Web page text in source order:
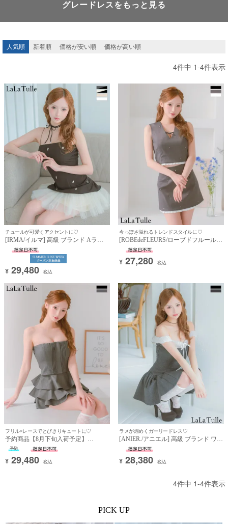
グレードレスをもっと見る
人気順 新着順 価格が安い順 価格が高い順
4件中 1-4件表示
チュールが可愛くアクセントに♡
[IRMA/イルマ] 高級 ブランド Aライ
ンミニドレス キャミソール スタッズ
リボンチョーカー付き (れむ着用)
¥ 29,480 税込
今っぽさ溢れるトレンドスタイルに♡
[ROBEdeFLEURS/ローブドフルール]
高級 ブランド Aラインミニドレス 谷
間 セットアップ ノースリーブ ワンカ
ラー ストーン バストリボン付き (れ
む着用)
¥ 27,280 税込
フリル×レースでとびきりキュートに♡
予約商品【8月下旬入荷予定】
[ROBEdeFLEURS/ローブドフルール]
高級 ブランド Aラインミニドレス 谷
間 セットアップ ジップ ベアデザイン
¥ 29,480 税込
ラメが煌めくガーリードレス♡
[ANIER./アニエル] 高級 ブランド ワン
ピース Aラインミニドレス オフショ
ルダー 胸元リボン シフォン切替 ラメ
(れむ着用)
¥ 28,380 税込
4件中 1-4件表示
PICK UP